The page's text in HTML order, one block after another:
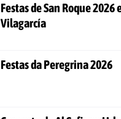
Festas de San Roque 2026
Vilagarcía
Festas da Peregrina 2026